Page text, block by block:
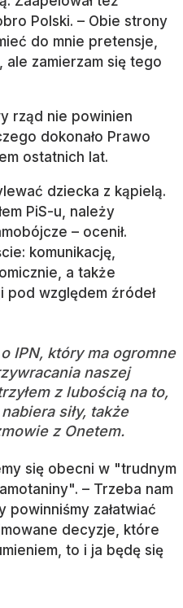
Polski. – Obie strony
do mnie pretensje,
ale zamierzam się tego
rząd nie powinien
dokonało Prawo
ostatnich lat.
dziecka z kąpielą.
PiS-u, należy
– ocenił.
komunikację,
a także
pod względem źródeł
IPN, który ma ogromne
naszej
z lubością na to,
siły, także
z Onetem.
się obecni w "trudnym
– Trzeba nam
załatwiać
decyzje, które
to i ja będę się